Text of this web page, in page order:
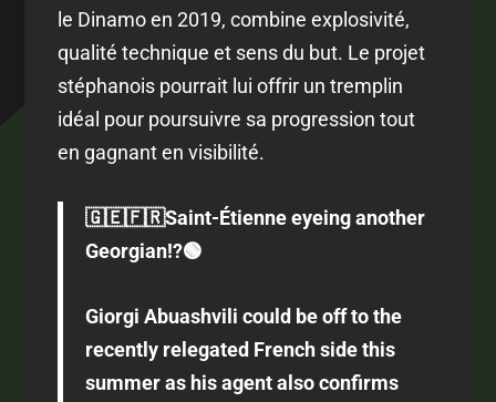
le Dinamo en 2019, combine explosivité,
qualité technique et sens du but. Le projet
stéphanois pourrait lui offrir un tremplin
idéal pour poursuivre sa progression tout
en gagnant en visibilité.
🇬🇪🇫🇷Saint-Étienne eyeing another
Georgian!?🟢
Giorgi Abuashvili could be off to the
recently relegated French side this
summer as his agent also confirms